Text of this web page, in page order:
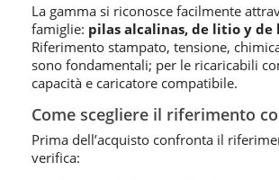
La gamma si riconosce facilmente
famiglie: pilas alcalinas, de litio y de
Riferimento stampato, tensione,
sono fondamentali; per le ricaricabili
capacità e caricatore compatibile.
Come scegliere il riferimento
Prima dell’acquisto confronta il
verifica: